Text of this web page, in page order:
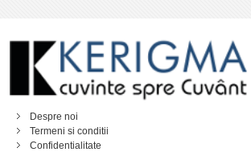
Despre noi
Termeni si conditii
Confidentialitate